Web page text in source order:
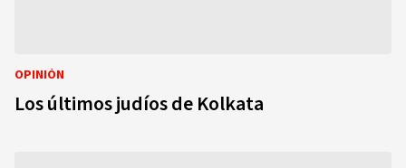
OPINIÓN
Los últimos judíos de Kolkata